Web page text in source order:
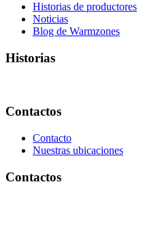
Historias de productores
Noticias
Blog de Warmzones
Historias
Contactos
Contacto
Nuestras ubicaciones
Contactos